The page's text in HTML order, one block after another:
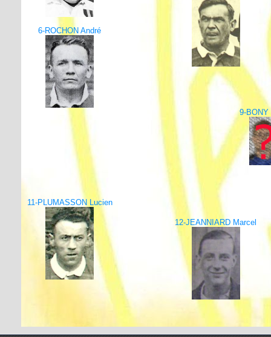
6-ROCHON André
9-BONY
11-PLUMASSON Lucien
12-JEANNIARD Marcel